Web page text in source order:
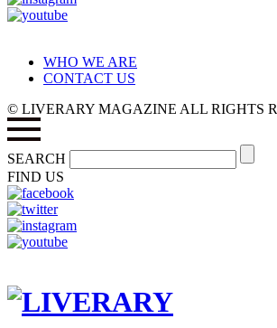
WHO WE ARE
CONTACT US
© LIVERARY MAGAZINE ALL RIGHTS
SEARCH
FIND US